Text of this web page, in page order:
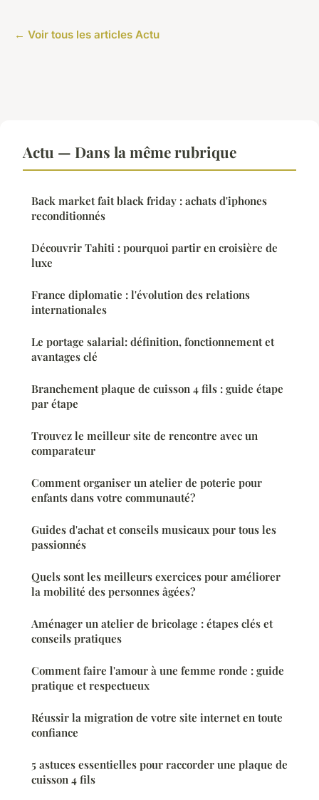
← Voir tous les articles Actu
Actu — Dans la même rubrique
Back market fait black friday : achats d'iphones
reconditionnés
Découvrir Tahiti : pourquoi partir en croisière de
luxe
France diplomatie : l'évolution des relations
internationales
Le portage salarial: définition, fonctionnement et
avantages clé
Branchement plaque de cuisson 4 fils : guide étape
par étape
Trouvez le meilleur site de rencontre avec un
comparateur
Comment organiser un atelier de poterie pour
enfants dans votre communauté?
Guides d'achat et conseils musicaux pour tous les
passionnés
Quels sont les meilleurs exercices pour améliorer
la mobilité des personnes âgées?
Aménager un atelier de bricolage : étapes clés et
conseils pratiques
Comment faire l'amour à une femme ronde : guide
pratique et respectueux
Réussir la migration de votre site internet en toute
confiance
5 astuces essentielles pour raccorder une plaque de
cuisson 4 fils